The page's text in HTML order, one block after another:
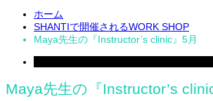
ホーム
SHANTIで開催されるWORK SHOP
Maya先生の『Instructor’s clinic』5月
Maya先生の『Instructor’s